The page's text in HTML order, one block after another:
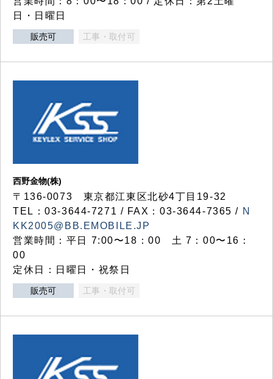
日・日曜日
販売可 工事・取付可
西野金物(株)
〒136-0073 東京都江東区北砂4丁目19-32
TEL：03‐3644‐7271 / FAX：03-3644-7365 / N
KK2005@BB.EMOBILE.JP
営業時間：平日 7:00〜18：00 土 7：00〜16：
00
定休日：日曜日・祝祭日
販売可 工事・取付可